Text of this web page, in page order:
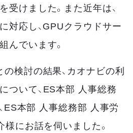
受けました。また近年は、
対応し、GPUクラウドサー
んでいます。
の検討の結果、カオナビの利
ついて、ES本部 人事総務
ES本部 人事総務部 人事労
にお話を伺いました。